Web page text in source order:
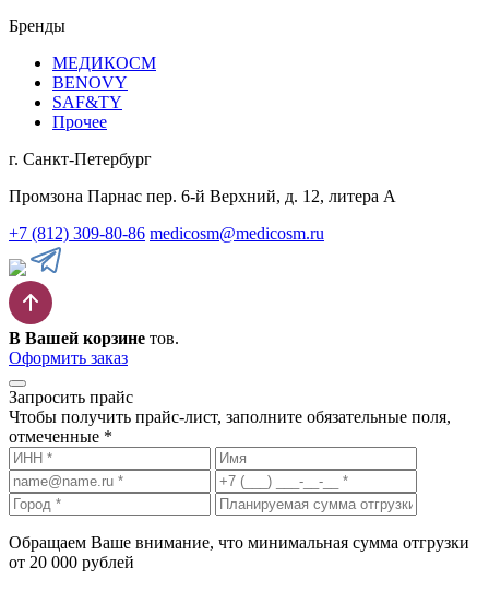
Бренды
МЕДИКОСМ
BENOVY
SAF&TY
Прочее
г. Санкт-Петербург
Промзона Парнас пер. 6-й Верхний, д. 12, литера А
+7 (812) 309-80-86 medicosm@medicosm.ru
В Вашей корзине тов.
Оформить заказ
Запросить прайс
Чтобы получить прайс-лист, заполните обязательные поля,
отмеченные *
Обращаем Ваше внимание, что минимальная сумма отгрузки
от 20 000 рублей